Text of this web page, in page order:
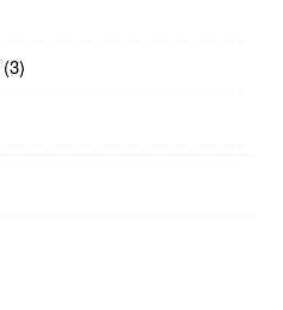
(3)